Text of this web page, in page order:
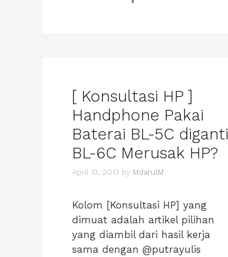
[ Konsultasi HP ]
Handphone Pakai
Baterai BL-5C diganti
BL-6C Merusak HP?
April 13, 2013 by MdarulM
Kolom [Konsultasi HP] yang
dimuat adalah artikel pilihan
yang diambil dari hasil kerja
sama dengan @putrayulis